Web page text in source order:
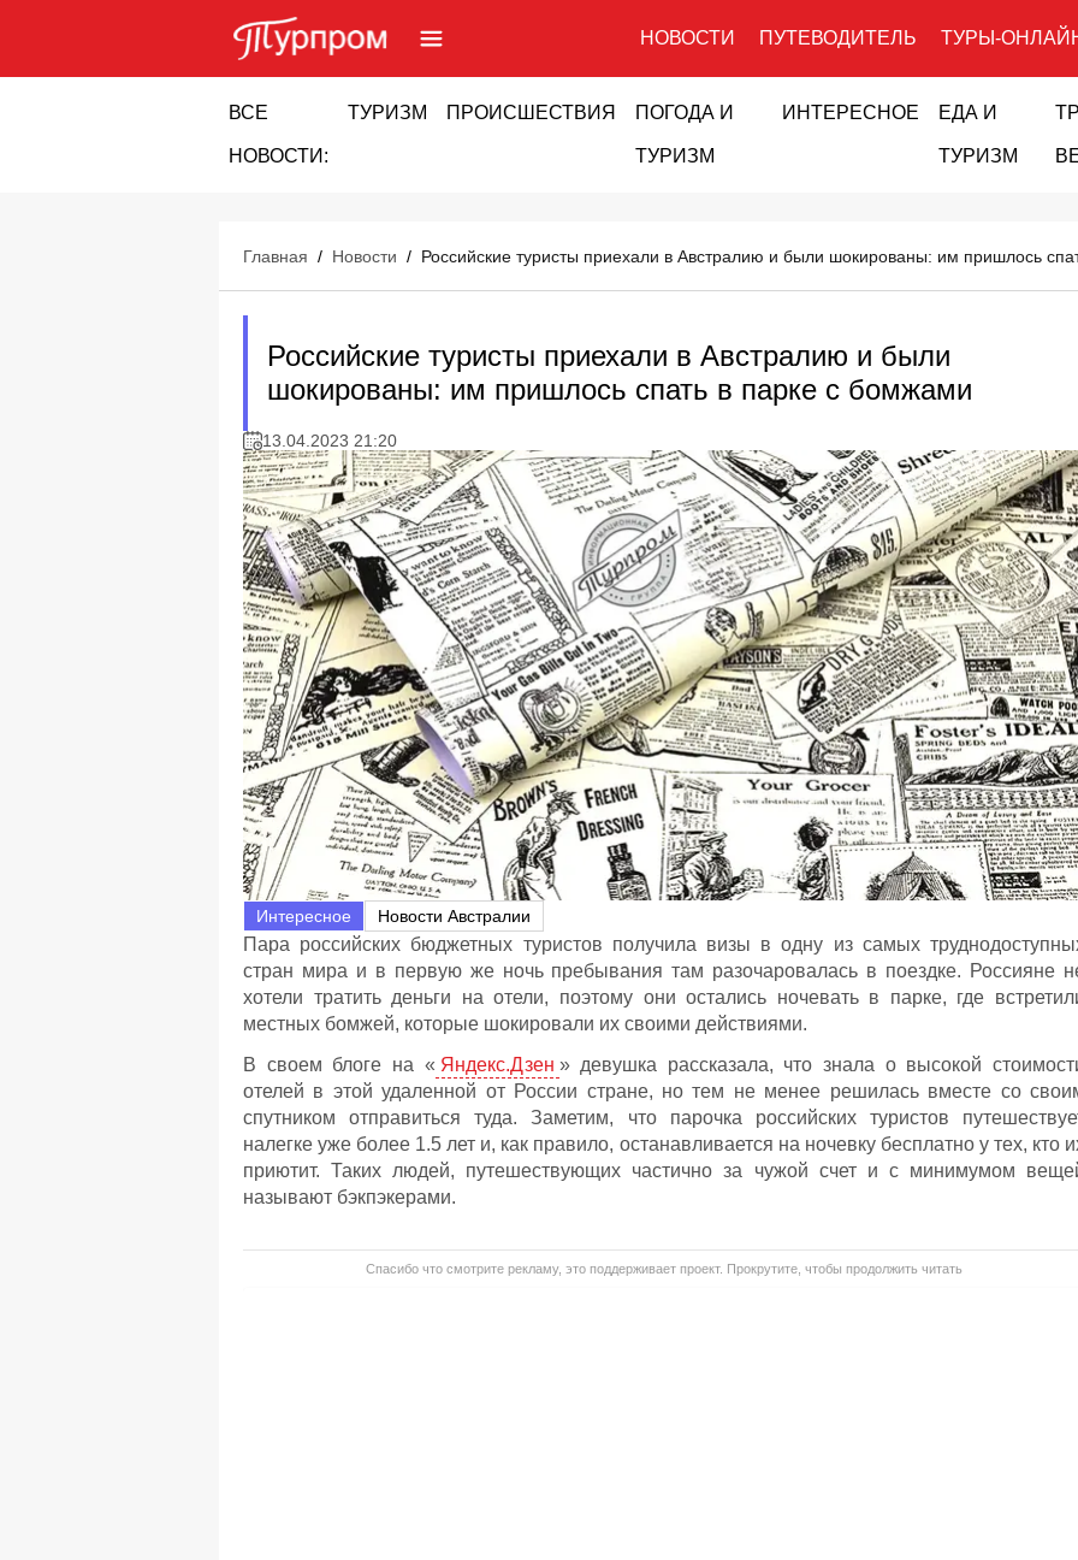
НОВОСТИ ПУТЕВОДИТЕЛЬ ТУРЫ-
ВСЕ
НОВОСТИ:
ТУРИЗМ ПРОИСШЕСТВИЯ ПОГОДА И
ТУРИЗМ
ИНТЕРЕСНОЕ ЕДА И
ТУРИЗМ
Главная / Новости / Российские туристы приехали в Австралию и были шокированы: им пришлось
Российские туристы приехали в Австралию и были
шокированы: им пришлось спать в парке с бомжами
13.04.2023 21:20
Интересное Новости Австралии
Пара российских бюджетных туристов получила визы в одну из самых
стран мира и в первую же ночь пребывания там разочаровалась в поездке. Россияне
хотели тратить деньги на отели, поэтому они остались ночевать в парке, где
местных бомжей, которые шокировали их своими действиями.
В своем блоге на « Яндекс.Дзен » девушка рассказала, что знала о высокой
отелей в этой удаленной от России стране, но тем не менее решилась вместе со
спутником отправиться туда. Заметим, что парочка российских туристов
налегке уже более 1.5 лет и, как правило, останавливается на ночевку бесплатно у тех, кто
приютит. Таких людей, путешествующих частично за чужой счет и с минимумом
называют бэкпэкерами.
Спасибо что смотрите рекламу, это поддерживает проект. Прокрутите, чтобы продолжить читать